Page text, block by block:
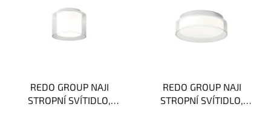
REDO GROUP NAJI
STROPNÍ SVÍTIDLO,
REDO GROUP NAJI
STROPNÍ SVÍTIDLO,